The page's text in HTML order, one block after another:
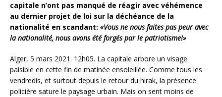
capitale n’ont pas manqué de réagir avec véhémence
au dernier projet de loi sur la déchéance de la
nationalité en scandant: «Vous ne nous faites pas peur avec
la nationalité, nous avons été forgés par le patriotisme!»
Alger, 5 mars 2021. 12h05. La capitale arbore un visage
paisible en cette fin de matinée ensoleillée. Comme tous les
vendredis, et surtout depuis le retour du hirak, la présence
policière sature le paysage urbain. Mais on sent moins de